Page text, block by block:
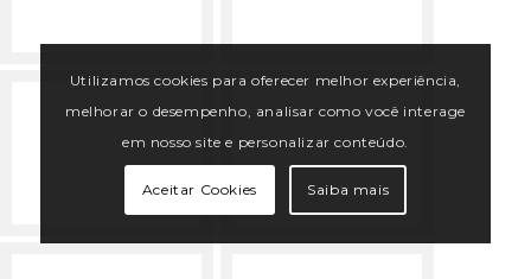
Utilizamos cookies para oferecer melhor experiência,
melhorar o desempenho, analisar como você interage
em nosso site e personalizar conteúdo.
Aceitar Cookies Saiba mais